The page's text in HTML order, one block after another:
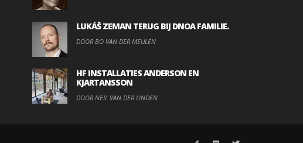
LUKÁŠ ZEMAN TERUG BIJ DNOA FAMILIE.
DOOR BO VAN DER MEULEN
HF INSTALLATIES ANDERSON EN
KJARTANSSON
DOOR NEIL VAN DER LINDEN